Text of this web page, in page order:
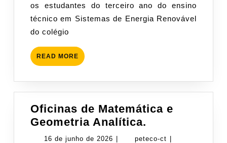
os estudantes do terceiro ano do ensino
técnico em Sistemas de Energia Renovável
do colégio
READ MORE READ
MORE
Oficinas de Matemática e
Geometria Analítica.
de
16 de junho de 2026 16
| peteco-ct peteco-
|